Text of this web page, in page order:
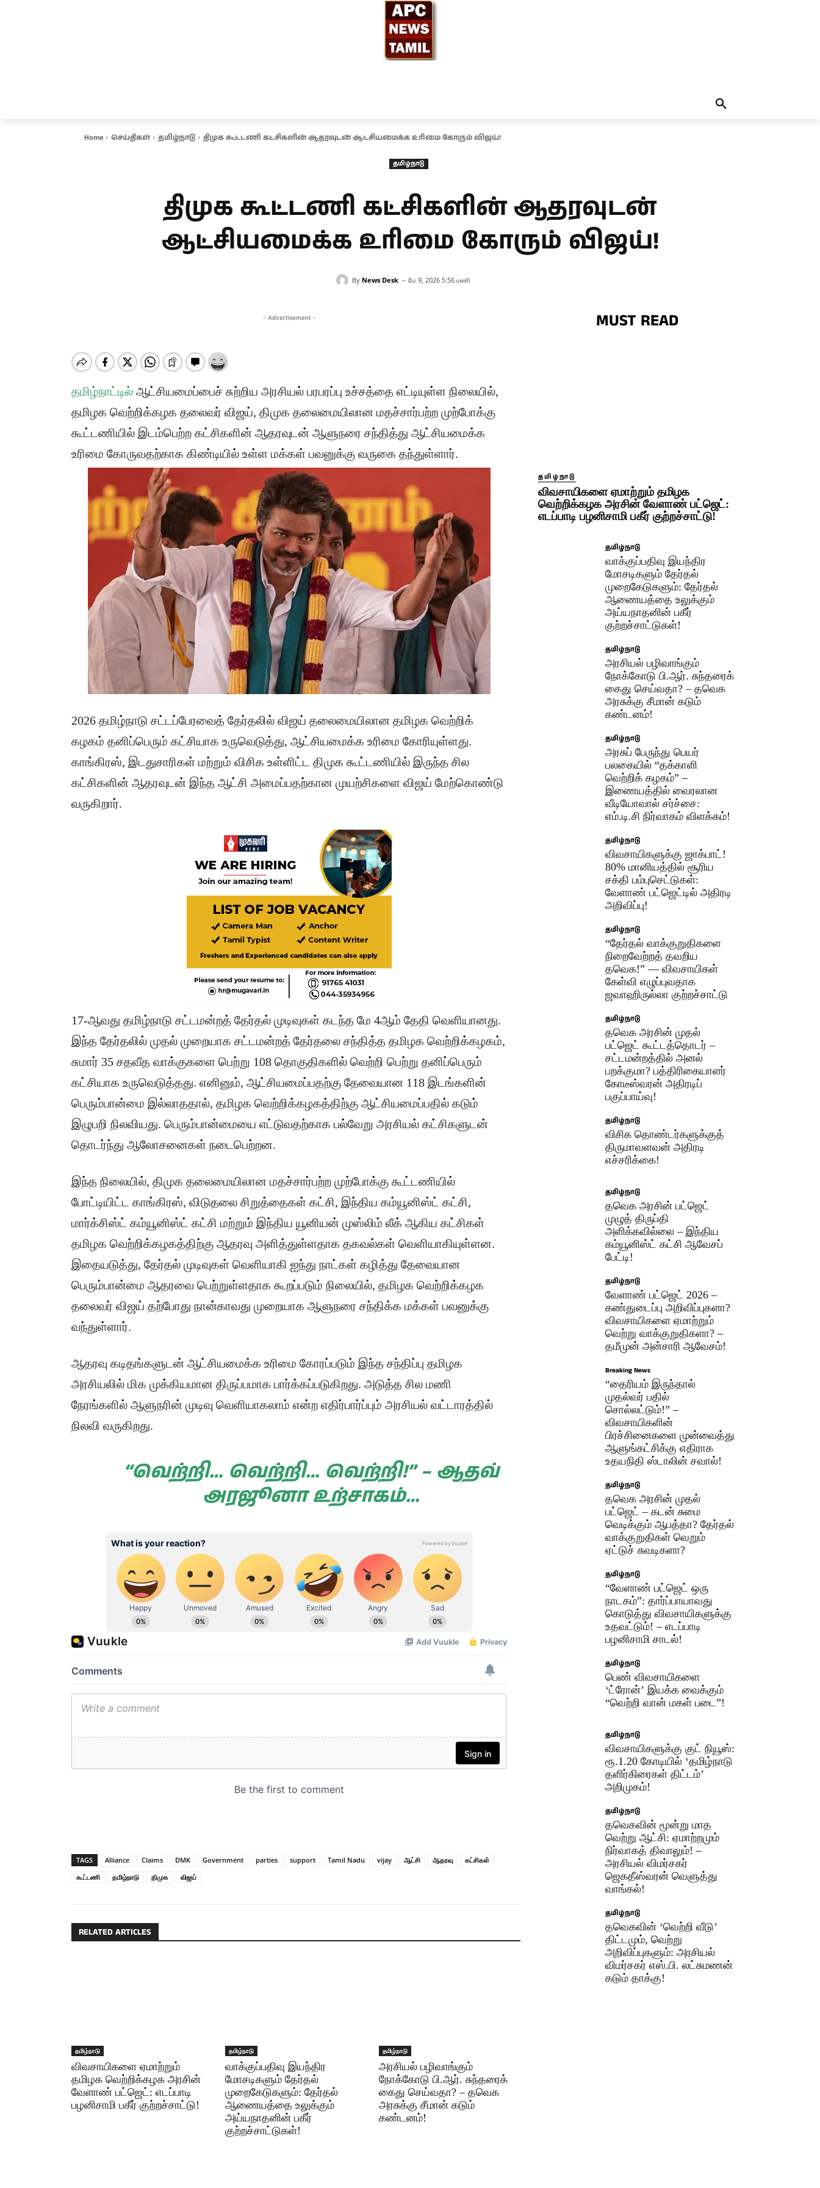
Home செய்திகள் தமிழ்நாடு திமுக கூட்டணி கட்சிகளின் ஆதரவுடன் ஆட்சியமைக்க உரிமை கோரும் விஜய்!
தமிழ்நாடு
திமுக கூட்டணி கட்சிகளின் ஆதரவுடன்
ஆட்சியமைக்க உரிமை கோரும் விஜய்!
By News Desk - மே 9, 2026 5:56 மணி
- Advertisement -
தமிழ்நாட்டில் ஆட்சியமைப்பைச் சுற்றிய அரசியல் பரபரப்பு உச்சத்தை எட்டியுள்ள நிலையில்,
தமிழக வெற்றிக்கழக தலைவர் விஜய், திமுக தலைமையிலான மதச்சார்பற்ற முற்போக்கு
கூட்டணியில் இடம்பெற்ற கட்சிகளின் ஆதரவுடன் ஆளுநரை சந்தித்து ஆட்சியமைக்க
உரிமை கோருவதற்காக கிண்டியில் உள்ள மக்கள் பவனுக்கு வருகை தந்துள்ளார்.
2026 தமிழ்நாடு சட்டப்பேரவைத் தேர்தலில் விஜய் தலைமையிலான தமிழக வெற்றிக்
கழகம் தனிப்பெரும் கட்சியாக உருவெடுத்து, ஆட்சியமைக்க உரிமை கோரியுள்ளது.
காங்கிரஸ், இடதுசாரிகள் மற்றும் விசிக உள்ளிட்ட திமுக கூட்டணியில் இருந்த சில
கட்சிகளின் ஆதரவுடன் இந்த ஆட்சி அமைப்பதற்கான முயற்சிகளை விஜய் மேற்கொண்டு
வருகிறார்.
17-ஆவது தமிழ்நாடு சட்டமன்றத் தேர்தல் முடிவுகள் கடந்த மே 4ஆம் தேதி வெளியானது.
இந்த தேர்தலில் முதல் முறையாக சட்டமன்றத் தேர்தலை சந்தித்த தமிழக வெற்றிக்கழகம்,
சுமார் 35 சதவீத வாக்குகளை பெற்று 108 தொகுதிகளில் வெற்றி பெற்று தனிப்பெரும்
கட்சியாக உருவெடுத்தது. எனினும், ஆட்சியமைப்பதற்கு தேவையான 118 இடங்களின்
பெரும்பான்மை இல்லாததால், தமிழக வெற்றிக்கழகத்திற்கு ஆட்சியமைப்பதில் கடும்
இழுபறி நிலவியது. பெரும்பான்மையை எட்டுவதற்காக பல்வேறு அரசியல் கட்சிகளுடன்
தொடர்ந்து ஆலோசனைகள் நடைபெற்றன.
இந்த நிலையில், திமுக தலைமையிலான மதச்சார்பற்ற முற்போக்கு கூட்டணியில்
போட்டியிட்ட காங்கிரஸ், விடுதலை சிறுத்தைகள் கட்சி, இந்திய கம்யூனிஸ்ட் கட்சி,
மார்க்சிஸ்ட் கம்யூனிஸ்ட் கட்சி மற்றும் இந்திய யூனியன் முஸ்லிம் லீக் ஆகிய கட்சிகள்
தமிழக வெற்றிக்கழகத்திற்கு ஆதரவு அளித்துள்ளதாக தகவல்கள் வெளியாகியுள்ளன.
இதையடுத்து, தேர்தல் முடிவுகள் வெளியாகி ஐந்து நாட்கள் கழித்து தேவையான
பெரும்பான்மை ஆதரவை பெற்றுள்ளதாக கூறப்படும் நிலையில், தமிழக வெற்றிக்கழக
தலைவர் விஜய் தற்போது நான்காவது முறையாக ஆளுநரை சந்திக்க மக்கள் பவனுக்கு
வந்துள்ளார்.
ஆதரவு கடிதங்களுடன் ஆட்சியமைக்க உரிமை கோரப்படும் இந்த சந்திப்பு தமிழக
அரசியலில் மிக முக்கியமான திருப்பமாக பார்க்கப்படுகிறது. அடுத்த சில மணி
நேரங்களில் ஆளுநரின் முடிவு வெளியாகலாம் என்ற எதிர்பார்ப்பும் அரசியல் வட்டாரத்தில்
நிலவி வருகிறது.
“வெற்றி… வெற்றி… வெற்றி!” – ஆதவ்
அரஜூனா உற்சாகம்…
TAGS Alliance Claims DMK Government parties support Tamil Nadu vijay ஆட்சி ஆதரவு
கட்சிகள்
கூட்டணி
தமிழ்நாடு திமுக விஜய்
RELATED ARTICLES
தமிழ்நாடு
விவசாயிகளை ஏமாற்றும்
தமிழக வெற்றிக்கழக அரசின்
வேளாண் பட்ஜெட்: எடப்பாடி
பழனிசாமி பகீர் குற்றச்சாட்டு!
தமிழ்நாடு
வாக்குப்பதிவு இயந்திர
மோசடிகளும் தேர்தல்
முறைகேடுகளும்: தேர்தல்
ஆணையத்தை உலுக்கும்
அய்யநாதனின் பகீர்
குற்றச்சாட்டுகள்!
தமிழ்நாடு
அரசியல் பழிவாங்கும்
நோக்கோடு பி.ஆர். சுந்தரைக்
கைது செய்வதா? – தவெக
அரசுக்கு சீமான் கடும்
கண்டனம்!
MUST READ
தமிழ்நாடு
விவசாயிகளை ஏமாற்றும் தமிழக
வெற்றிக்கழக அரசின் வேளாண் பட்ஜெட்:
எடப்பாடி பழனிசாமி பகீர் குற்றச்சாட்டு!
தமிழ்நாடு
வாக்குப்பதிவு இயந்திர
மோசடிகளும் தேர்தல்
முறைகேடுகளும்: தேர்தல்
ஆணையத்தை உலுக்கும்
அய்யநாதனின் பகீர்
குற்றச்சாட்டுகள்!
தமிழ்நாடு
அரசியல் பழிவாங்கும்
நோக்கோடு பி.ஆர். சுந்தரைக்
கைது செய்வதா? – தவெக
அரசுக்கு சீமான் கடும்
கண்டனம்!
தமிழ்நாடு
அரசுப் பேருந்து பெயர்
பலகையில் “தக்காளி
வெற்றிக் கழகம்” –
இணையத்தில் வைரலான
வீடியோவால் சர்ச்சை:
எம்.டி.சி நிர்வாகம் விளக்கம்!
தமிழ்நாடு
விவசாயிகளுக்கு ஜாக்பாட்!
80% மானியத்தில் சூரிய
சக்தி பம்புசெட்டுகள்:
வேளாண் பட்ஜெட்டில் அதிரடி
அறிவிப்பு!
தமிழ்நாடு
“தேர்தல் வாக்குறுதிகளை
நிறைவேற்றத் தவறிய
தவெக!” — விவசாயிகள்
கேள்வி எழுப்புவதாக
ஜவாஹிருல்லா குற்றச்சாட்டு
தமிழ்நாடு
தவெக அரசின் முதல்
பட்ஜெட் கூட்டத்தொடர் –
சட்டமன்றத்தில் அனல்
பறக்குமா? பத்திரிகையாளர்
கோடீஸ்வரன் அதிரடிப்
பகுப்பாய்வு!
தமிழ்நாடு
விசிக தொண்டர்களுக்குத்
திருமாவளவன் அதிரடி
எச்சரிக்கை!
தமிழ்நாடு
தவெக அரசின் பட்ஜெட்
முழுத் திருப்தி
அளிக்கவில்லை – இந்திய
கம்யூனிஸ்ட் கட்சி ஆவேசப்
பேட்டி!
தமிழ்நாடு
வேளாண் பட்ஜெட் 2026 –
கண்துடைப்பு அறிவிப்புகளா?
விவசாயிகளை ஏமாற்றும்
வெற்று வாக்குறுதிகளா? –
தமீமுன் அன்சாரி ஆவேசம்!
Breaking News
“தைரியம் இருந்தால்
முதல்வர் பதில்
சொல்லட்டும்!” –
விவசாயிகளின்
பிரச்சினைகளை முன்வைத்து
ஆளுங்கட்சிக்கு எதிராக
உதயநிதி ஸ்டாலின் சவால்!
தமிழ்நாடு
தவெக அரசின் முதல்
பட்ஜெட் – கடன் சுமை
வெடிக்கும் ஆபத்தா? தேர்தல்
வாக்குறுதிகள் வெறும்
ஏட்டுச் சுவடிகளா?
தமிழ்நாடு
“வேளாண் பட்ஜெட் ஒரு
நாடகம்”: தார்ப்பாயாவது
கொடுத்து விவசாயிகளுக்கு
உதவட்டும்! – எடப்பாடி
பழனிசாமி சாடல்!
தமிழ்நாடு
பெண் விவசாயிகளை
‘ட்ரோன்’ இயக்க வைக்கும்
“வெற்றி வான் மகள் படை”!
தமிழ்நாடு
விவசாயிகளுக்கு குட் நியூஸ்:
ரூ.1.20 கோடியில் ‘தமிழ்நாடு
தளிர்கிரைகள் திட்டம்’
அறிமுகம்!
தமிழ்நாடு
தவெகவின் மூன்று மாத
வெற்று ஆட்சி: ஏமாற்றமும்
நிர்வாகத் திவாலும்! –
அரசியல் விமர்சகர்
ஜெகதீஸ்வரன் வெளுத்து
வாங்கல்!
தமிழ்நாடு
தவெகவின் ‘வெற்றி வீடு’
திட்டமும், வெற்று
அறிவிப்புகளும்: அரசியல்
விமர்சகர் எஸ்.பி. லட்சுமணன்
கடும் தாக்கு!